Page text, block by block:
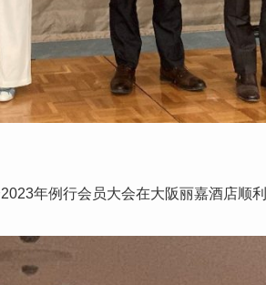
年例行会员大会在大阪丽嘉酒店顺